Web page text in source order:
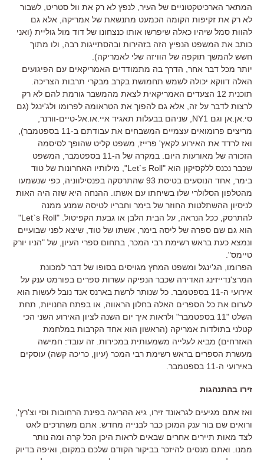
המתאר הארכיטקטוניים של העיר, לנפץ לא רק את וול סטריט, לשבור
לא רק את זקיפות הקומה הכמעט מתנשאת של אמריקה, אלא גם
להוות סמל שיהיו כאלה שיפרשו אותו כנצחונו של דוד מול גוליית (ואני
כותב את המשפט הנפיץ הזה בזהירות ובהסתייגות רבה, ולו מתוך
חשש להמשך תוקפה של הוויזה שלי לאמריקה).
יותר מכל דבר אחר, הדרך בה מתמודדים האמריקאים עם הפיגועים
האלה דווקא יכולה לשמש תחמושת בקרב מבקרי תרבות הצריכה.
תוכנית 12 הצעדים האמריקאית לצאת מהמשבר גורמת להם לא רק
לרצות לדבר על זה, אלא גם להפוך את הטראומה לפרומו ולג'ינגל (גם
סי.אן.אן וגם NY1, שניהם בבעלות תאגיד איי.או.אל-טיים-וורנר,
מריצים פרומואים עצמיים המשבחים את עבודתם ב-11 בספטמבר),
ואז לרדד את האירוע לקאץ' פרייז, משפט קליט שהופך לסיסמה
הזכורה של מאורעות היום. במקרה של ה-11 בספטמבר, המשפט
שכבר נכנס ללקסיקון הוא "Let`s Roll", מילותיו האחרונות של טוד
בימר, אחד הנוסעים בטיסת 93 שהתרסקה בפנסילווניה, כפי שנשמעו
מהטלפון הסלולרי שלו בשיחתו עם אשתו. ההנחה היא שזה היה האות
לניסיון ההשתלטות החוזר של בימר וחבריו לטיסה שמנע ממנה
להתרסק, ככל הנראה, על הבית הלבן או גבעת הקפיטול. "Let`s Roll"
הוא גם שם ספרה של ליסה בימר, אשתו של טוד, שיצא לפני שבועיים
ונמצא כעת בראש רשימת רבי המכר, בתחום ספרי העיון, של "הניו יורק
טיימס".
הפרומו, הג'ינגל ומשפט המחץ מגויסים בסופו של דבר למכונת
המרצ'נדייזינג האדירה שכבר הנפיקה עשרות ספרים בפורמט ענק על
אירועי ה-11 בספטמבר. כל שנותר לרשת בארנס אנד נובל לעשות הוא
לערום את כל הספרים האלה בחלון הראווה, או בפתח החנויות, תחת
השלט "11 בספטמבר" ולראות איך יום השנה לציון האירוע השני הכי
קטלני בתולדות אמריקה (הראשון הוא אחד הקרבות במלחמת
האזרחים) מביא לעלייה משמעותית במכירות. זה עובד: חמישה
מעשרת הספרים בראש רשימת רבי המכר (עיון, כריכה קשה) עוסקים
באירועי ה-11 בספטמבר.
זירו בהתנהגות
ואז אתם מגיעים לגראונד זירו, גיא ההריגה בפינת הרחובות וסי וצ'רץ',
ורואים שם בור ענק המוכן כבר לבנייה מחדש. אתם משתרכים לאט
לצד מאות תיירים אחרים שבאים לראות היכן הכל קרה ומה נותר
ממנו. ואתם מנסים להיזכר בביקור הקודם שלכם במקום, ואיפה בדיוק